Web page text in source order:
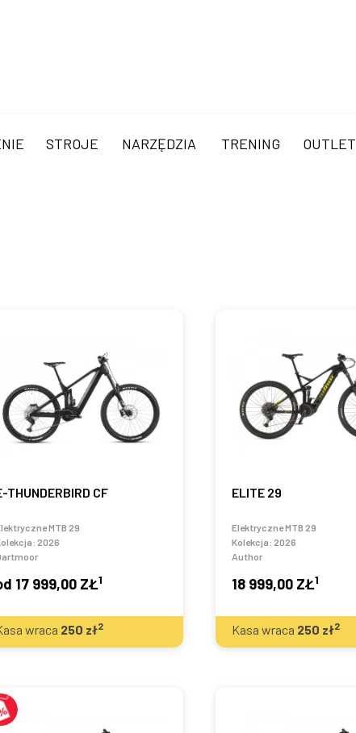
STROJE NARZĘDZIA TRENING OUTLET
THUNDERBIRD CF
MTB 29
2026
17 999,00 ZŁ1
wraca 250 zł2
ELITE 29
Elektryczne MTB 29
Kolekcja: 2026
Author
18 999,00 ZŁ1
Kasa wraca 250 zł2